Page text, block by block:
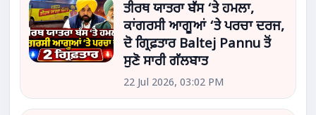
ਤੀਰਥ ਯਾਤਰਾ ਬੱਸ ‘ਤੇ ਹਮਲਾ,
ਕਾਂਗਰਸੀ ਆਗੂਆਂ ‘ਤੇ ਪਰਚਾ ਦਰਜ,
ਦੋ ਗ੍ਰਿਫ਼ਤਾਰ Baltej Pannu ਤੋਂ
ਸੁਣੋ ਸਾਰੀ ਗੱਲਬਾਤ
22 Jul 2026, 03:02 PM